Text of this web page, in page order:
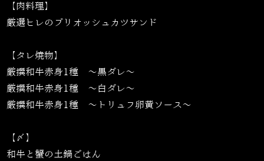
【肉料理】
厳選ヒレのブリオッシュカツサンド
【タレ焼物】
厳撰和牛赤身1種 ～黒ダレ～
厳撰和牛赤身1種 ～白ダレ～
厳撰和牛赤身1種 〜トリュフ卵黄ソース〜
【〆】
和牛と蟹の土鍋ごはん